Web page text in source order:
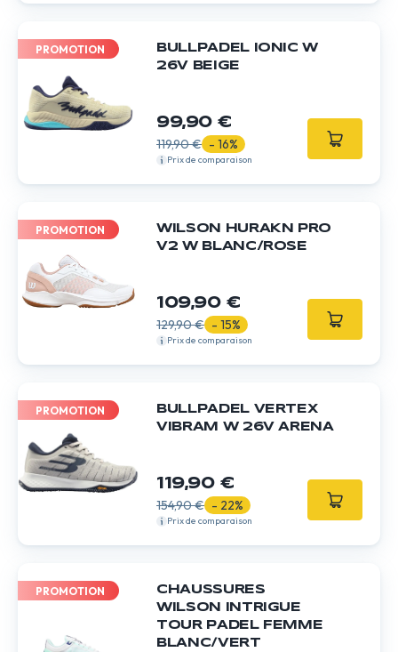
PROMOTION
BULLPADEL IONIC W
26V BEIGE
99,90 €
119,90 € - 16%
Prix de comparaison
PROMOTION
WILSON HURAKN PRO
V2 W BLANC/ROSE
109,90 €
129,90 € - 15%
Prix de comparaison
PROMOTION
BULLPADEL VERTEX
VIBRAM W 26V ARENA
119,90 €
154,90 € - 22%
Prix de comparaison
PROMOTION
CHAUSSURES
WILSON INTRIGUE
TOUR PADEL FEMME
BLANC/VERT